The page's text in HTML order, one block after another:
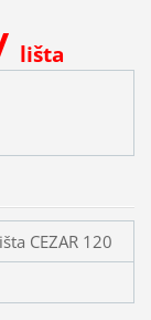
lišta
CEZAR 120